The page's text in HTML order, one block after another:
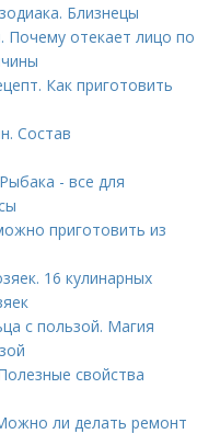
Близнецы
Почему отекает лицо по
Как приготовить
Состав
- все для
приготовить из
16 кулинарных
с пользой. Магия
свойства
ли делать ремонт